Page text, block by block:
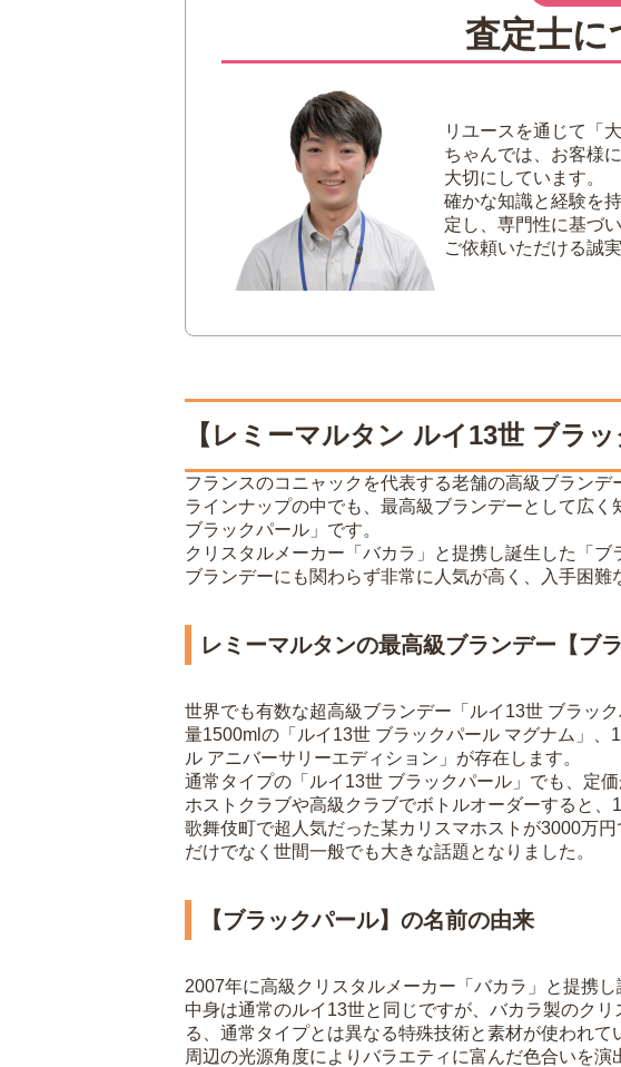
【レミーマルタン買取】なら福ちゃんへ
査定士に
リユースを通じて「
ちゃんでは、お客様
大切にしています。
確かな知識と経験を
定し、専門性に基づ
ご依頼いただける誠
【レミーマルタン ルイ13世 ブラ
フランスのコニャックを代表する老舗の高級ブランデ
ラインナップの中でも、最高級ブランデーとして広
ブラックパール」です。
クリスタルメーカー「バカラ」と提携し誕生した「
ブランデーにも関わらず非常に人気が高く、入手困難
レミーマルタンの最高級ブランデー【ブ
世界でも有数な超高級ブランデー「ルイ13世 ブラッ
量1500mlの「ルイ13世 ブラックパール マグナム」
ル アニバーサリーエディション」が存在します。
通常タイプの「ルイ13世 ブラックパール」でも、定
ホストクラブや高級クラブでボトルオーダーすると、
歌舞伎町で超人気だった某カリスマホストが3000万
だけでなく世間一般でも大きな話題となりました。
【ブラックパール】の名前の由来
2007年に高級クリスタルメーカー「バカラ」と提携
中身は通常のルイ13世と同じですが、バカラ製のク
る、通常タイプとは異なる特殊技術と素材が使われて
周辺の光源角度によりバラエティに富んだ色合いを